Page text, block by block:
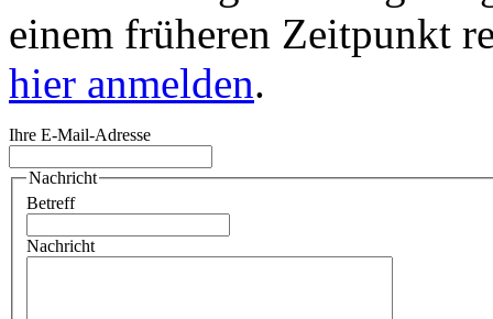
einem früheren Zeitpunkt
hier anmelden.
Ihre E-Mail-Adresse
Nachricht
Betreff
Nachricht